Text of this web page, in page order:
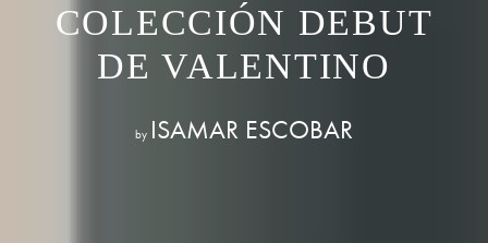
COLECCIÓN DEBUT
DE VALENTINO
by ISAMAR ESCOBAR